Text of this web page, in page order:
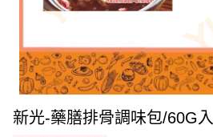
新光-藥膳排骨調味包/60G入